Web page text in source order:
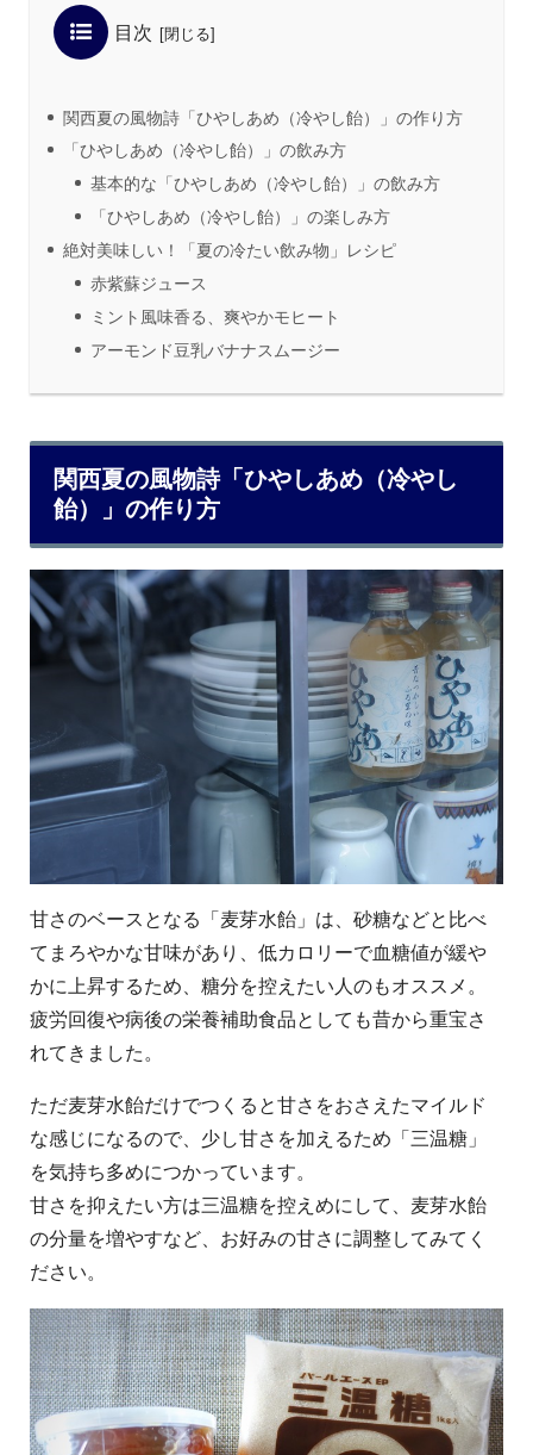
目次
関西夏の風物詩「ひやしあめ（冷やし飴）」の作り方
「ひやしあめ（冷やし飴）」の飲み方
基本的な「ひやしあめ（冷やし飴）」の飲み方
「ひやしあめ（冷やし飴）」の楽しみ方
絶対美味しい！「夏の冷たい飲み物」レシピ
赤紫蘇ジュース
ミント風味香る、爽やかモヒート
アーモンド豆乳バナナスムージー
関西夏の風物詩「ひやしあめ（冷やし
飴）」の作り方
甘さのベースとなる「麦芽水飴」は、砂糖などと比べ
てまろやかな甘味があり、低カロリーで血糖値が緩や
かに上昇するため、糖分を控えたい人のもオススメ。
疲労回復や病後の栄養補助食品としても昔から重宝さ
れてきました。
ただ麦芽水飴だけでつくると甘さをおさえたマイルド
な感じになるので、少し甘さを加えるため「三温糖」
を気持ち多めにつかっています。
甘さを抑えたい方は三温糖を控えめにして、麦芽水飴
の分量を増やすなど、お好みの甘さに調整してみてく
ださい。